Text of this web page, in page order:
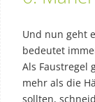
Und nun geht
bedeutet
Als Faustregel
mehr als die
sollten,